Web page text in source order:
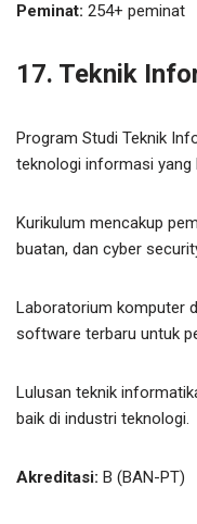
Peminat: 254+ peminat
17. Teknik
Program Studi Teknik
teknologi informasi yang
Kurikulum mencakup
buatan, dan cyber
Laboratorium komputer
software terbaru untuk
Lulusan teknik
baik di industri teknologi.
Akreditasi: B (BAN-PT)